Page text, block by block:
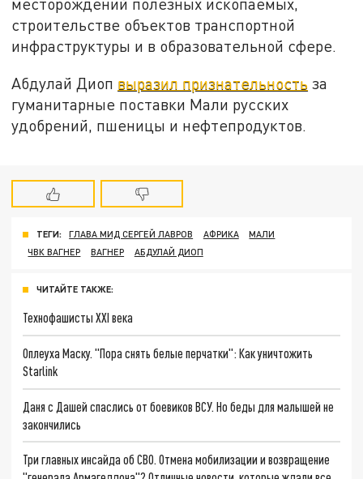
месторождений полезных ископаемых,
строительстве объектов транспортной
инфраструктуры и в образовательной сфере.
Абдулай Диоп выразил признательность за
гуманитарные поставки Мали русских
удобрений, пшеницы и нефтепродуктов.
ТЕГИ: ГЛАВА МИД СЕРГЕЙ ЛАВРОВ АФРИКА
МАЛИ
ЧВК ВАГНЕР
ВАГНЕР АБДУЛАЙ ДИОП
ЧИТАЙТЕ ТАКЖЕ:
Технофашисты XXI века
Оплеуха Маску. "Пора снять белые перчатки": Как уничтожить
Starlink
Даня с Дашей спаслись от боевиков ВСУ. Но беды для малышей не
закончились
Три главных инсайда об СВО. Отмена мобилизации и возвращение